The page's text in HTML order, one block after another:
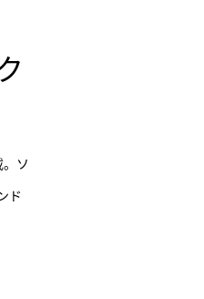
ソ
ド